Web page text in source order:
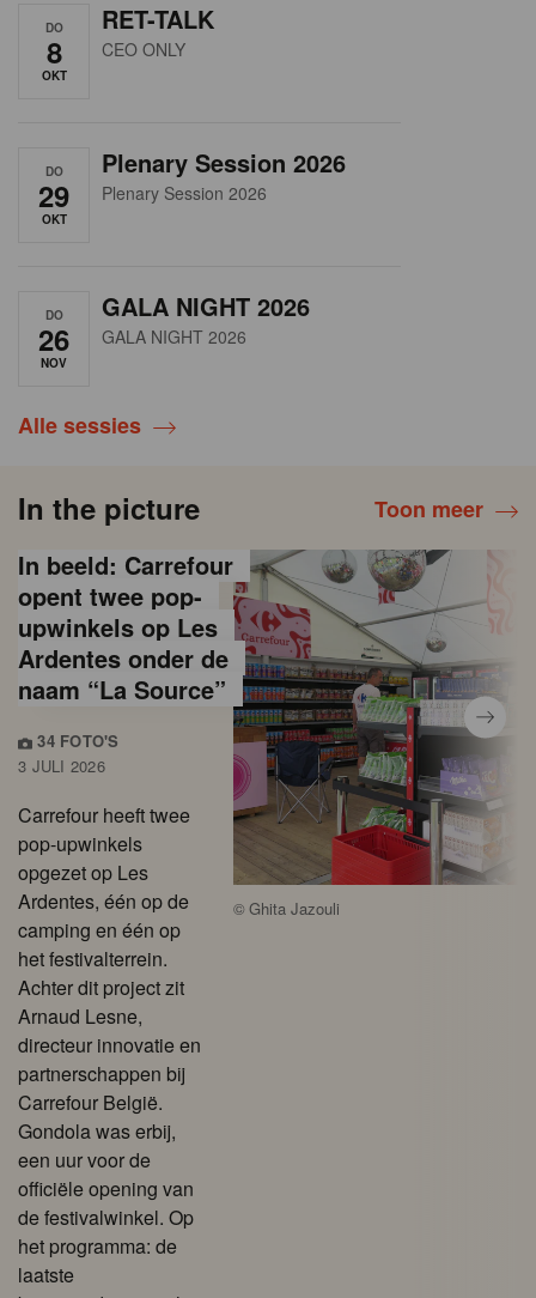
DO
8
OKT
RET-TALK
CEO ONLY
DO
29
OKT
Plenary Session 2026
Plenary Session 2026
DO
26
NOV
GALA NIGHT 2026
GALA NIGHT 2026
Alle sessies
In the picture Toon meer
In beeld: Carrefour
opent twee pop-
upwinkels op Les
Ardentes onder de
naam “La Source”
34 FOTO'S
3 JULI 2026
Carrefour heeft twee
pop-upwinkels
opgezet op Les
Ardentes, één op de
camping en één op
het festivalterrein.
Achter dit project zit
Arnaud Lesne,
directeur innovatie en
partnerschappen bij
Carrefour België.
Gondola was erbij,
een uur voor de
officiële opening van
de festivalwinkel. Op
het programma: de
laatste
©Ghita Jazouli